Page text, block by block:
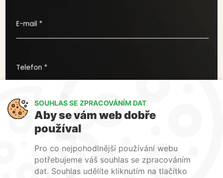
E-mail *
Telefon *
Co pro vás můžeme udělat ?
SOUHLAS SE ZPRACOVÁNÍM DAT
Aby se vám web dobře
používal
Pro co nejpohodlnější používání webu
potřebujeme váš souhlas se zpracováním
dat. Souhlas udělíte kliknutím na tlačítko